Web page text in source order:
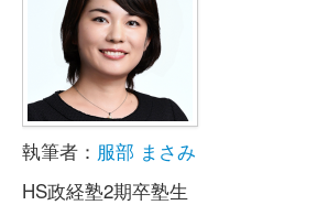
執筆者： 服部 まさみ
HS政経塾2期卒塾生